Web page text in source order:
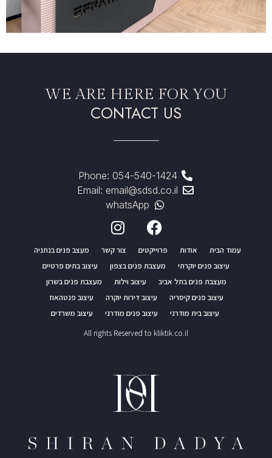
WE ARE HERE FOR YOU
CONTACT US
Phone: 054-540-1424
Email: email@sdsd.co.il
whatsApp
עמוד הבית אודות פרוייקטים צור קשר
מעצב פנים בנתניה
עיצוב פנים יוקרתי
מעצבת פנים בצפון
עיצוב בתים פרטיים
מעצבת פנים בתל אביב
עיצוב וילות
מעצבת פנים בשרון
עיצוב פנים קיסריה
עיצוב דירות יוקרה
עיצוב פנטהאוז
עיצוב בית מודרני
עיצוב פנים מודרני
עיצוב משרדים
All rights Reserved to kliktik.co.il